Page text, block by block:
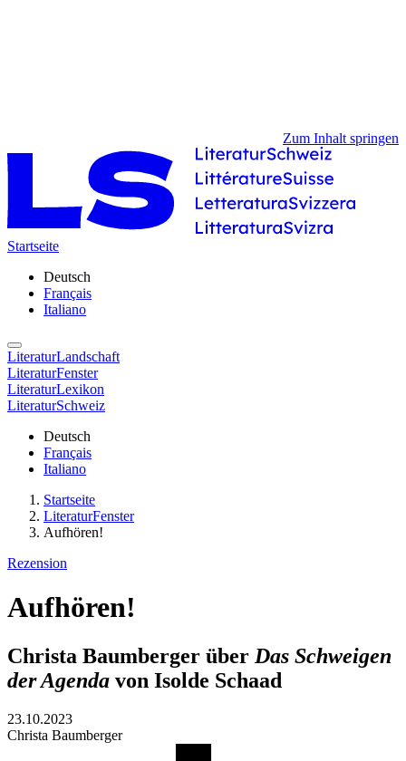
Zum Inhalt springen
Startseite
Deutsch
Français
Italiano
LiteraturLandschaft
LiteraturFenster
LiteraturLexikon
LiteraturSchweiz
Deutsch
Français
Italiano
Startseite
LiteraturFenster
Aufhören!
Rezension
Aufhören!
Christa Baumberger über Das Schweigen
der Agenda von Isolde Schaad
23.10.2023
Christa Baumberger